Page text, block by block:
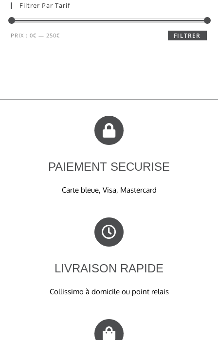
Filtrer Par Tarif
FILTRER
PRIX :0€ — 250€
PAIEMENT SECURISE
Carte bleue, Visa, Mastercard
LIVRAISON RAPIDE
Collissimo à domicile ou point relais